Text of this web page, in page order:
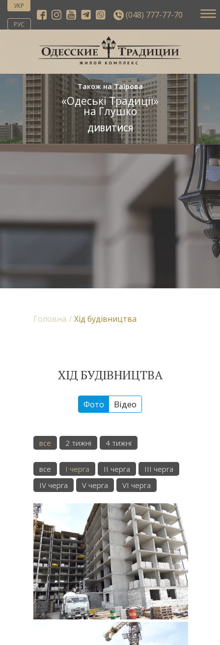
УКР
РУС
(048) 777-77-70
Також на Таїрова
«Одеські Традиції»
на Глушко
ДИВИТИСЯ
Головна Хід будівництва
ХІД БУДІВНИЦТВА
Фото Відео
все 2 тижні 4 тижні
все I черга II черга
III черга
IV черга
V черга VI черга